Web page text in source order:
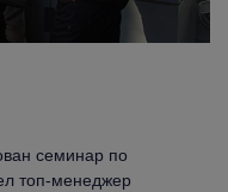
семинар по
топ-менеджер